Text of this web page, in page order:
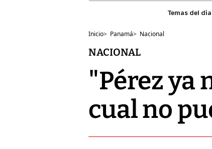
Inicio> Panamá> Nacional
NACIONAL
"Pérez ya
cual no